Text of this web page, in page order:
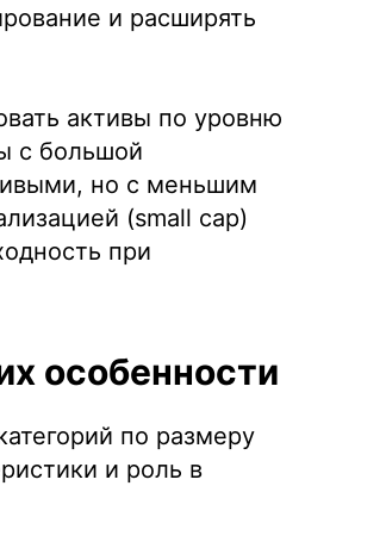
и расширять
активы по уровню
с большой
но с меньшим
(small cap)
при
особенности
по размеру
и роль в